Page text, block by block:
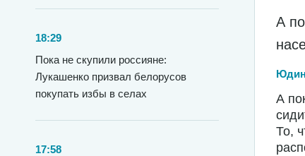
18:29
Пока не скупили россияне:
Лукашенко призвал белорусов
покупать избы в селах
17:58
А
А
То,